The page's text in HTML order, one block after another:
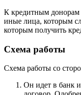
К кредитным донорам
иные лица, которым
которым получить
Схема работы
Схема работы со
Он идет в банк